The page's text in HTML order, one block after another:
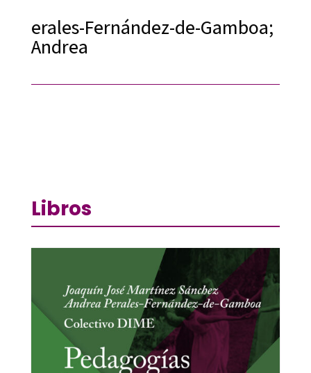
erales-Fernández-de-Gamboa;
Andrea
Libros